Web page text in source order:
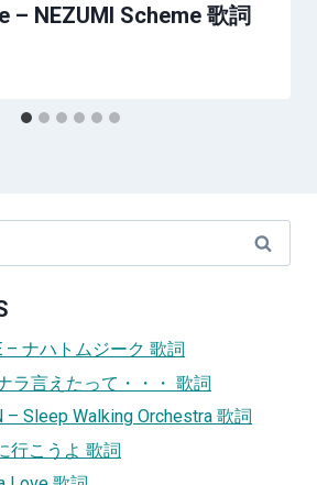
– NEZUMI Scheme 歌詞
– ナハトムジーク 歌詞
ラ言えたって・・・ 歌詞
– Sleep Walking Orchestra 歌詞
行こうよ 歌詞